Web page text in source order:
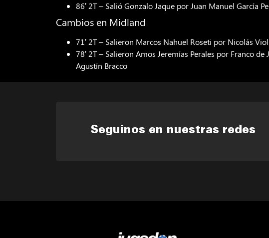
86′ 2T – Salió Gonzalo Jaque por Juan Manuel García
Cambios en Midland
71′ 2T – Salieron Marcos Nahuel Roseti por Nicolás
78′ 2T – Salieron Amos Jeremías Perales por Franco
Agustín Bracco
Seguinos en nuestras redes